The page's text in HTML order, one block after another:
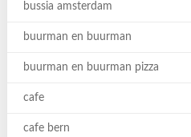
bussia amsterdam
buurman en buurman
buurman en buurman pizza
cafe
cafe bern